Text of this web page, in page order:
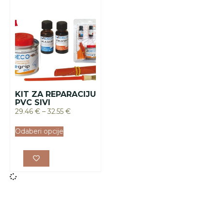
KIT ZA REPARACIJU
PVC SIVI
29.46 € – 32.55 €
Odaberi opcije